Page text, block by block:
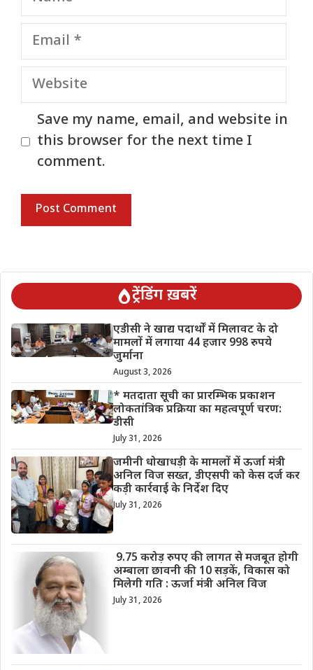
Email
Website
Save my name, email, and website in
this browser for the next time I
comment.
ट्रेंडिंग ख़बरें
एडीसी ने खाद्य पदार्थों में मिलावट के दो
मामलों में लगाया 44 हजार 998 रुपये
जुर्माना
August 3, 2026
* मतदाता सूची का प्रारम्भिक प्रकाशन
लोकतांत्रिक प्रक्रिया का महत्वपूर्ण चरण:
डीसी
July 31, 2026
जमीनी धोखाधड़ी के मामलों में ऊर्जा मंत्री
अनिल विज सख्त, डीएसपी को केस दर्ज कर
कड़ी कार्रवाई के निर्देश दिए
July 31, 2026
9.75 करोड़ रुपए की लागत से मजबूत होगी
अम्बाला छावनी की 10 सड़कें, विकास को
मिलेगी गति : ऊर्जा मंत्री अनिल विज
July 31, 2026